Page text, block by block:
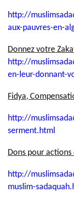
http://
aux-pauvres-en-
Donnez votre
http://
en-leur-donnant-
Fidya,
http://
serment.html
Dons pour
http://
muslim-